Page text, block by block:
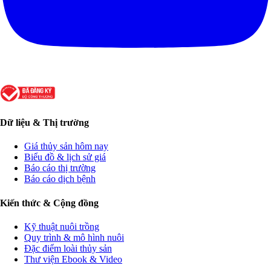
Dữ liệu & Thị trường
Giá thủy sản hôm nay
Biểu đồ & lịch sử giá
Báo cáo thị trường
Báo cáo dịch bệnh
Kiến thức & Cộng đồng
Kỹ thuật nuôi trồng
Quy trình & mô hình nuôi
Đặc điểm loài thủy sản
Thư viện Ebook & Video